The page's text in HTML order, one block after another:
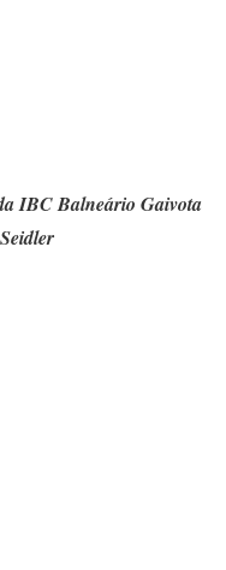
IBC Balneário Gaivota